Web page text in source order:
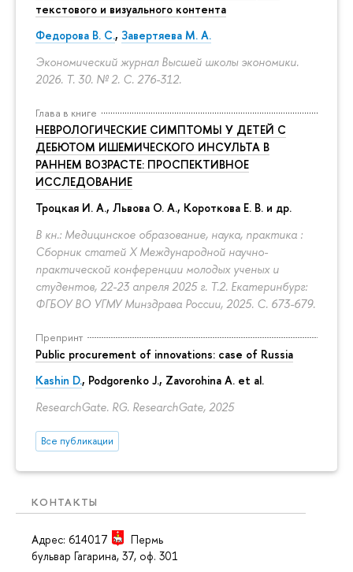
текстового и визуального контента
Федорова В. С., Завертяева М. А.
Экономический журнал Высшей школы экономики.
2026. Т. 30. № 2. С. 276-312.
Глава в книге
НЕВРОЛОГИЧЕСКИЕ СИМПТОМЫ У ДЕТЕЙ С
ДЕБЮТОМ ИШЕМИЧЕСКОГО ИНСУЛЬТА В
РАННЕМ ВОЗРАСТЕ: ПРОСПЕКТИВНОЕ
ИССЛЕДОВАНИЕ
Троцкая И. А., Львова О. А., Короткова Е. В. и др.
В кн.: Медицинское образование, наука, практика :
Сборник статей X Международной научно-
практической конференции молодых ученых и
студентов, 22-23 апреля 2025 г. Т.2. Екатеринбург:
ФГБОУ ВО УГМУ Минздрава России, 2025. С. 673-679.
Препринт
Public procurement of innovations: case of Russia
Kashin D., Podgorenko J., Zavorohina A. et al.
ResearchGate. RG. ResearchGate, 2025
Все публикации
КОНТАКТЫ
Адрес: 614017
Пермь
бульвар Гагарина, 37, оф. 301